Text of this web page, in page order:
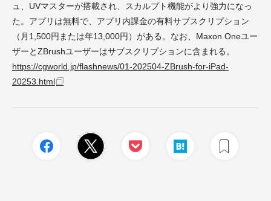
ュ、UVマスターが搭載され、スカルプト機能がより強力になっ
た。アプリは無料で、アプリ内課金の有料サブスクリプション
（月1,500円または年13,000円）がある。なお、Maxon Oneユー
ザーとZBrushユーザーはサブスクリプションに含まれる。
https://cgworld.jp/flashnews/01-202504-ZBrush-for-iPad-
20253.html